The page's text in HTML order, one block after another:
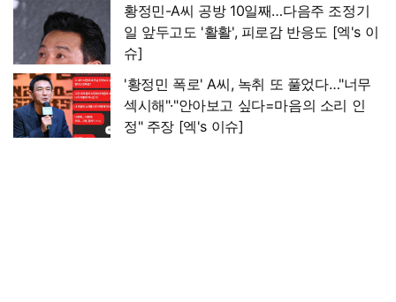
황정민-A씨 공방 10일째…다음주 조정기
일 앞두고도 '활활', 피로감 반응도 [엑's 이
슈]
'황정민 폭로' A씨, 녹취 또 풀었다…"너무
섹시해"·"안아보고 싶다=마음의 소리 인
정" 주장 [엑's 이슈]